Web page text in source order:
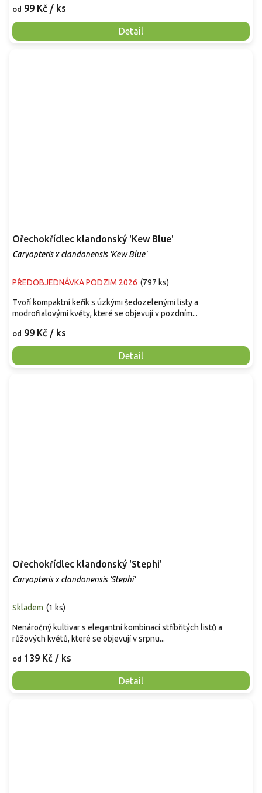
od 99 Kč / ks
Detail
Ořechokřídlec klandonský 'Kew Blue'
Caryopteris x clandonensis 'Kew Blue'
PŘEDOBJEDNÁVKA PODZIM 2026 (797 ks)
od 99 Kč / ks
Detail
Tvoří kompaktní keřík s úzkými šedozelenými listy a
modrofialovými květy, které se objevují v pozdním...
Ořechokřídlec klandonský 'Stephi'
Caryopteris x clandonensis 'Stephi'
Skladem (1 ks)
od 139 Kč / ks
Detail
Nenáročný kultivar s elegantní kombinací stříbřitých listů a
růžových květů, které se objevují v srpnu...